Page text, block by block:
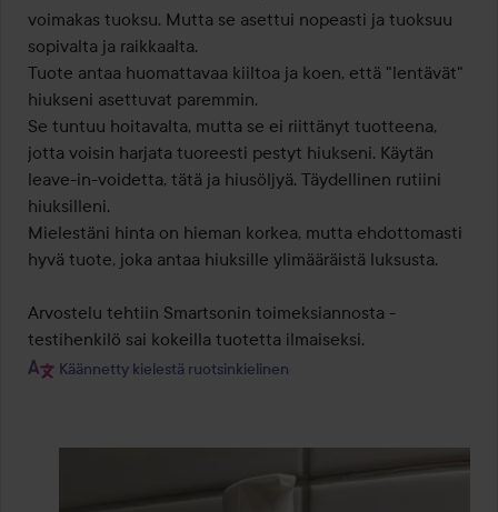
voimakas tuoksu. Mutta se asettui nopeasti ja tuoksuu
sopivalta ja raikkaalta.
Tuote antaa huomattavaa kiiltoa ja koen, että "lentävät"
hiukseni asettuvat paremmin.
Se tuntuu hoitavalta, mutta se ei riittänyt tuotteena,
jotta voisin harjata tuoreesti pestyt hiukseni. Käytän
leave-in-voidetta, tätä ja hiusöljyä. Täydellinen rutiini
hiuksilleni.
Mielestäni hinta on hieman korkea, mutta ehdottomasti
hyvä tuote, joka antaa hiuksille ylimääräistä luksusta.
Arvostelu tehtiin Smartsonin toimeksiannosta -
testihenkilö sai kokeilla tuotetta ilmaiseksi.
Käännetty kielestä ruotsinkielinen